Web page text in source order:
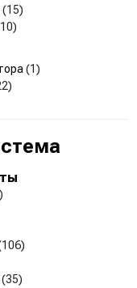
(15)
(1)
(35)